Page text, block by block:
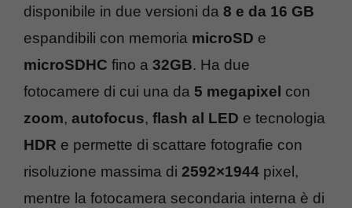
disponibile in due versioni da 8 e da 16 GB
espandibili con memoria microSD e
microSDHC fino a 32GB. Ha due
fotocamere di cui una da 5 megapixel con
zoom, autofocus, flash al LED e tecnologia
HDR e permette di scattare fotografie con
risoluzione massima di 2592×1944 pixel,
mentre la fotocamera secondaria interna è di